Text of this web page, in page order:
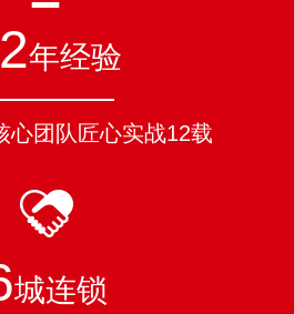
年经验
心团队匠心实战12载
城连锁